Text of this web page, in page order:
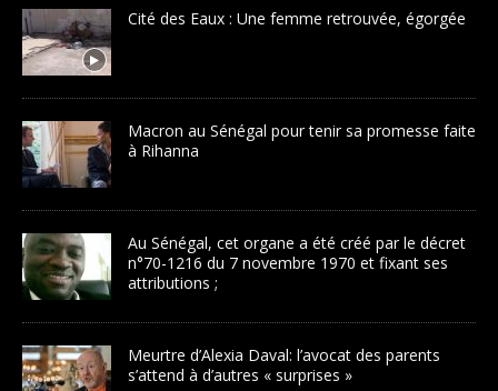
Cité des Eaux : Une femme retrouvée, égorgée
Macron au Sénégal pour tenir sa promesse faite
à Rihanna
Au Sénégal, cet organe a été créé par le décret
n°70-1216 du 7 novembre 1970 et fixant ses
attributions ;
Meurtre d’Alexia Daval: l’avocat des parents
s’attend à d’autres « surprises »